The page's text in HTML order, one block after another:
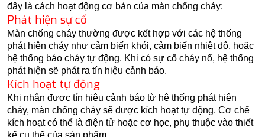
đây là cách hoạt động cơ bản của màn chống cháy:
Phát hiện sự cố
Màn chống cháy thường được kết hợp với các hệ thống
phát hiện cháy như cảm biến khói, cảm biến nhiệt độ, hoặc
hệ thống báo cháy tự động. Khi có sự cố cháy nổ, hệ thống
phát hiện sẽ phát ra tín hiệu cảnh báo.
Kích hoạt tự động
Khi nhận được tín hiệu cảnh báo từ hệ thống phát hiện
cháy, màn chống cháy sẽ được kích hoạt tự động. Cơ chế
kích hoạt có thể là điện tử hoặc cơ học, phụ thuộc vào thiết
kế cụ thể của sản phẩm.